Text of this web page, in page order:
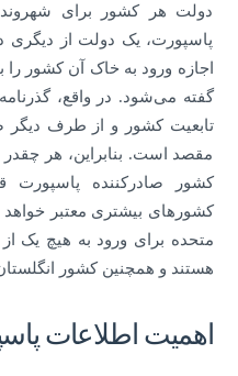
دولت هر کشور برای
پاسپورت، یک دولت از
اجازه ورود به خاک آن کشور را
گفته می‌شود. در واقع،
تابعیت کشور و از طرف دیگر
مقصد است. بنابراین، هر
کشور صادرکننده پاسپورت
کشورهای بیشتری معتبر خواهد
هستند و همچنین کشور انگلستان
اهمیت اطلاعات